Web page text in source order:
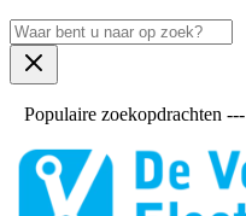
Populaire zoekopdrachten ---